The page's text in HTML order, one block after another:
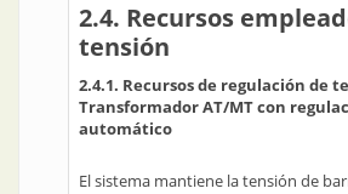
2.4. Recursos
tensión
2.4.1. Recursos de regulación de
Transformador AT/MT con
automático
El sistema mantiene la tensión de